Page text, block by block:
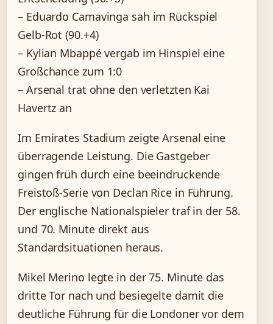
– Eduardo Camavinga sah im Rückspiel
Gelb-Rot (90.+4)
– Kylian Mbappé vergab im Hinspiel eine
Großchance zum 1:0
– Arsenal trat ohne den verletzten Kai
Havertz an
Im Emirates Stadium zeigte Arsenal eine
überragende Leistung. Die Gastgeber
gingen früh durch eine beeindruckende
Freistoß-Serie von Declan Rice in Führung.
Der englische Nationalspieler traf in der 58.
und 70. Minute direkt aus
Standardsituationen heraus.
Mikel Merino legte in der 75. Minute das
dritte Tor nach und besiegelte damit die
deutliche Führung für die Londoner vor dem